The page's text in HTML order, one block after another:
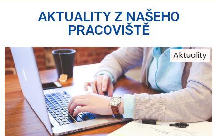
AKTUALITY Z NAŠEHO
PRACOVIŠTĚ
Aktuality